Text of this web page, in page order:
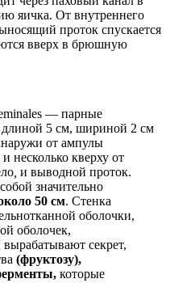
яичка. От внутреннего
проток спускается
вверх в брюшную
— парные
5 см, шириной 2 см
от ампулы
несколько кверху от
, и выводной проток.
значительно
50 см. Стенка
оболочки,
оболочек,
секрет,
(фруктозу),
которые